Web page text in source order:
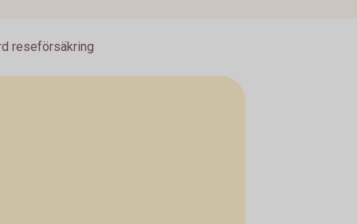
reseförsäkring